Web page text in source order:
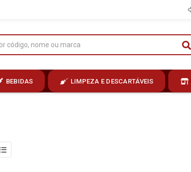
BEBIDAS LIMPEZA E DESCARTÁVEIS